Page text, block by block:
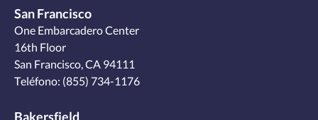
San Francisco
One Embarcadero Center
16th Floor
San Francisco, CA 94111
Teléfono: (855) 734-1176
Bakersfield